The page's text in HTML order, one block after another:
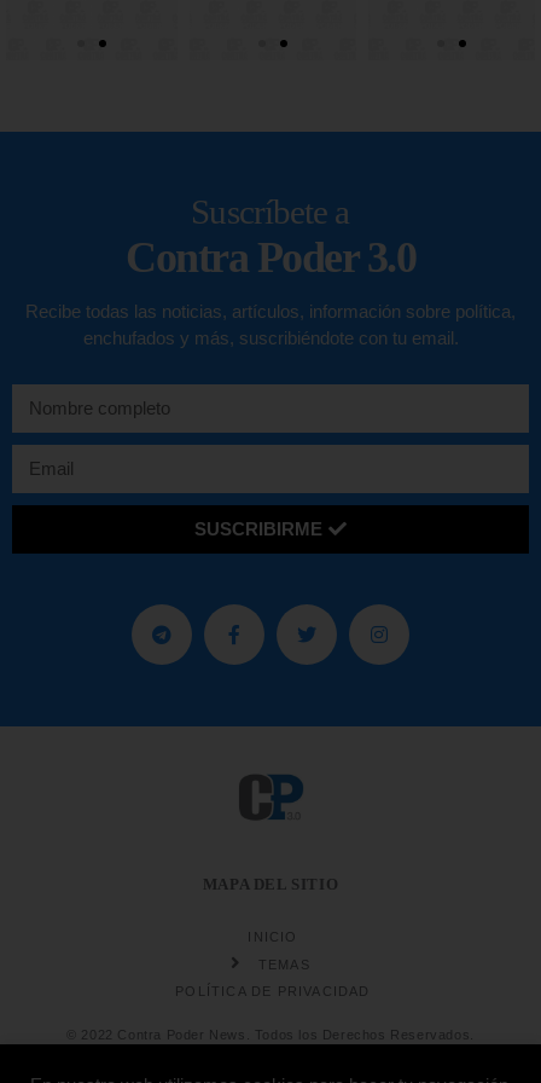
Suscríbete a
Contra Poder 3.0
Recibe todas las noticias, artículos, información sobre política,
enchufados y más, suscribiéndote con tu email.
SUSCRIBIRME
MAPA DEL SITIO
INICIO
TEMAS
POLÍTICA DE PRIVACIDAD
© 2022 Contra Poder News. Todos los Derechos Reservados.